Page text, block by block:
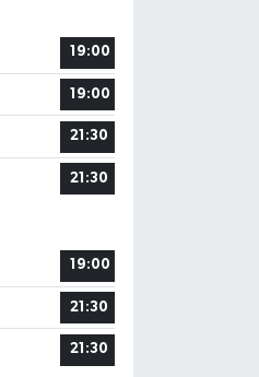
19:00
19:00
21:30
21:30
19:00
21:30
21:30